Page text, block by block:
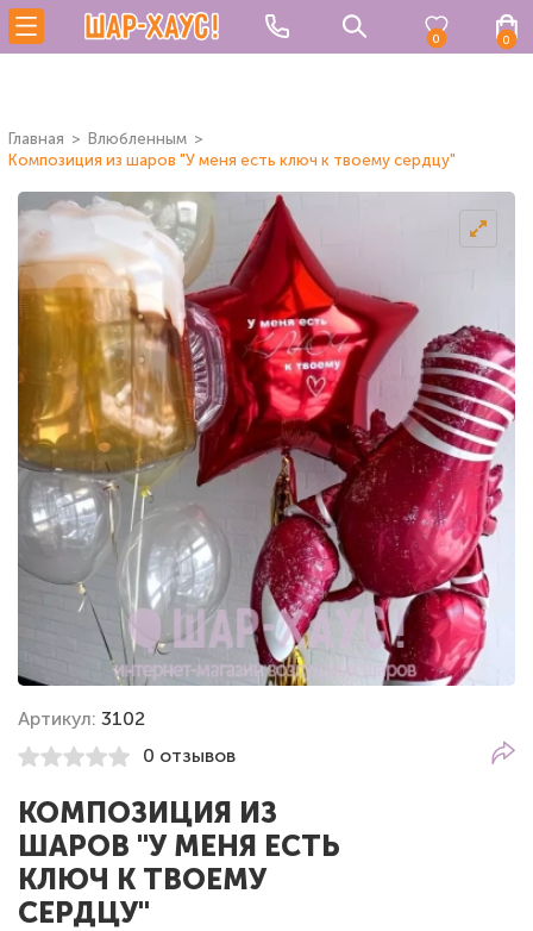
0 0
Главная
Влюбленным
Композиция из шаров "У меня есть ключ к твоему сердцу"
Артикул: 3102
0 отзывов
КОМПОЗИЦИЯ ИЗ
ШАРОВ "У МЕНЯ ЕСТЬ
КЛЮЧ К ТВОЕМУ
СЕРДЦУ"